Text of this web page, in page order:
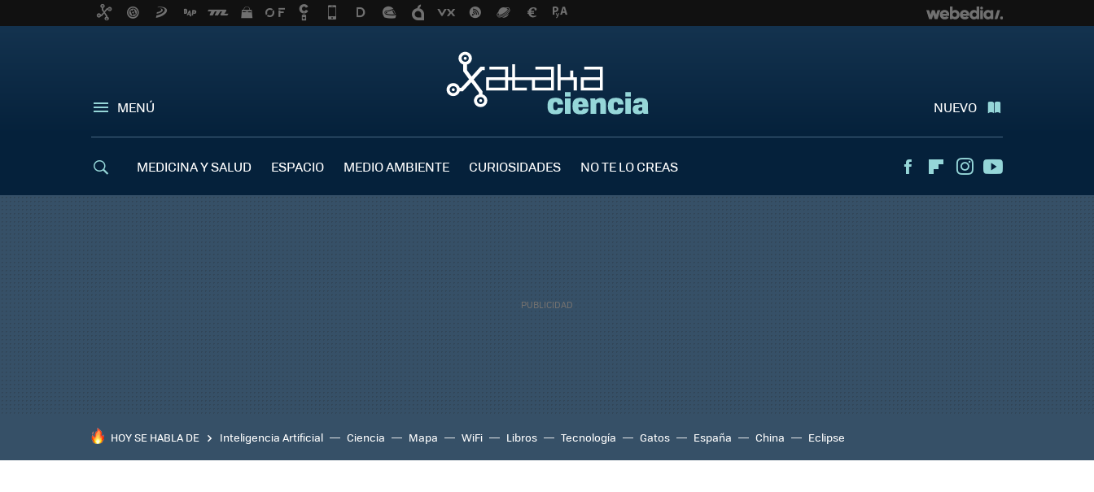
MENÚ NUEVO
MEDICINA Y SALUD ESPACIO MEDIO AMBIENTE CURIOSIDADES NO TE LO CREAS FacebookFlipboardInstagram
HOY SE HABLA DE Inteligencia Artificial Ciencia Mapa WiFi Libros Tecnología Gatos España China Eclipse